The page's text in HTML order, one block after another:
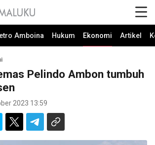
Amboina Hukum Ekonomi Artikel
Pelindo Ambon tumbuh
2023 13:59